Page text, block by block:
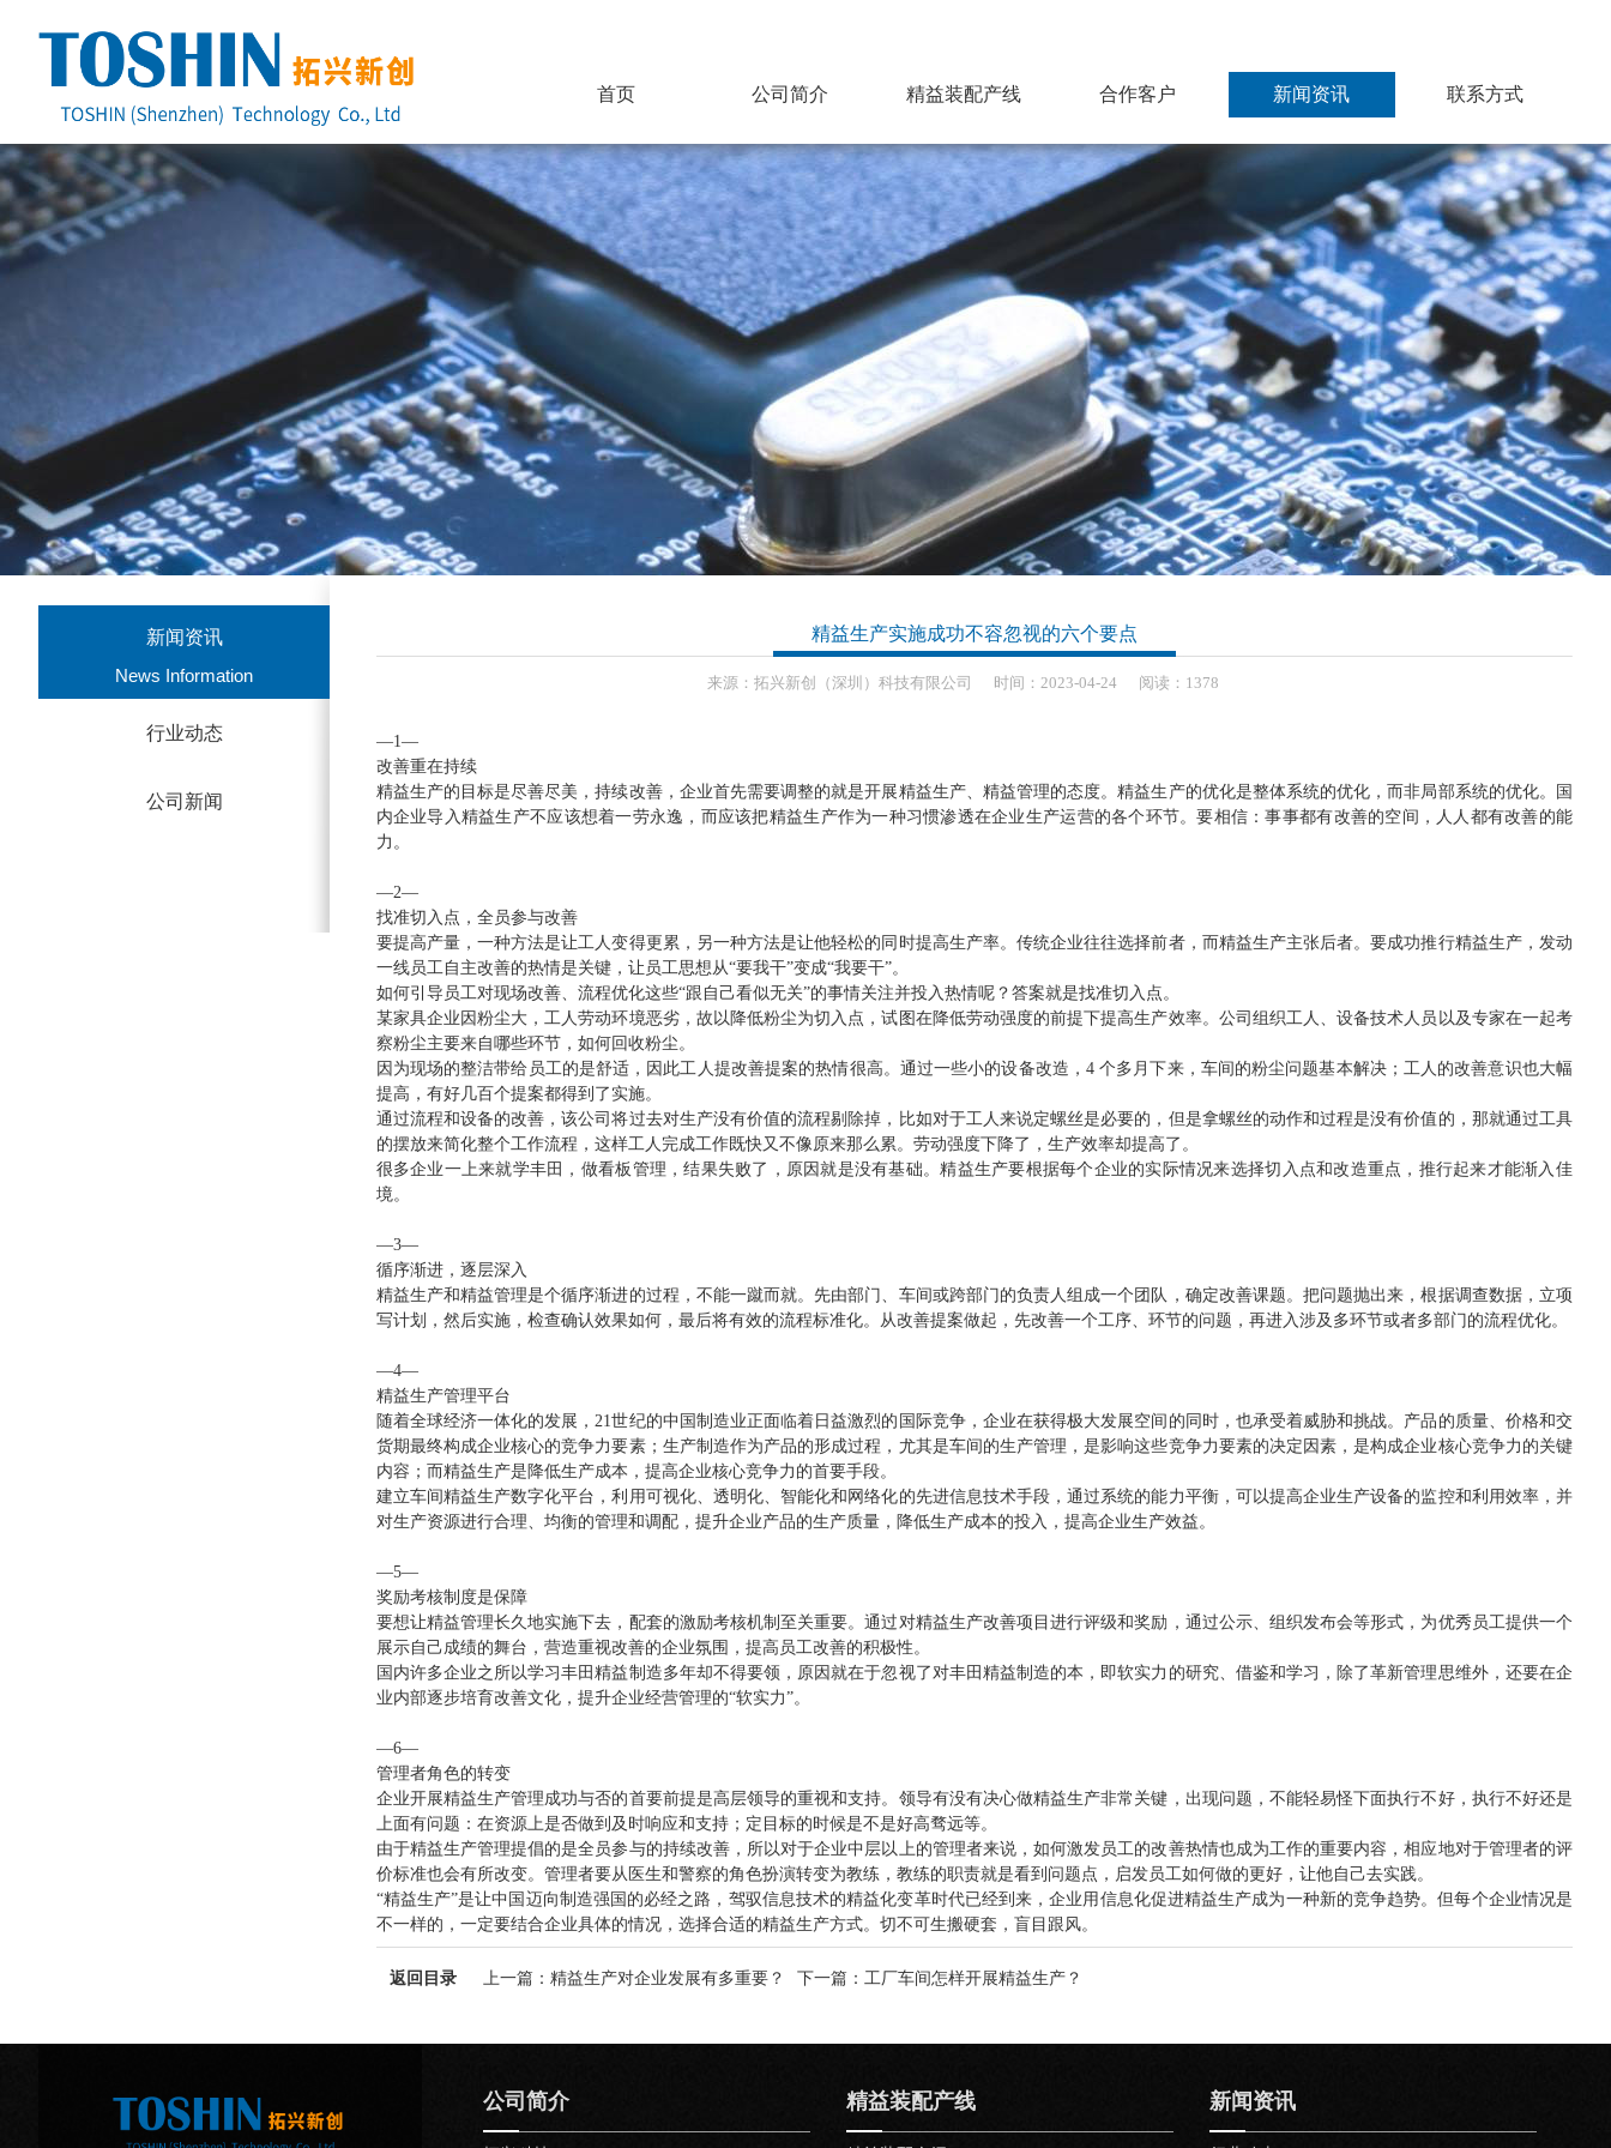
首页
公司简介
组织架构
合作伙伴
精益装配产线
车间现场展示
质量管理体系
合作客户
作品牌
连接器/继电器主要
合作品牌
新闻资讯
公司新闻
联系方式
新闻资讯
News Information
行业动态
公司新闻
精益生产实施成功不容忽视的六个要点
来源：拓兴新创（深圳）科技有限公司 时间：2023-04-24 阅读：1378
—1—
改善重在持续
精益生产的目标是尽善尽美，持续改善，企业首先需要调整的就是开展精益生产、精益管理的态度。精益生产的优化是整体系统的优化，而非局部系统的优化。国
内企业导入精益生产不应该想着一劳永逸，而应该把精益生产作为一种习惯渗透在企业生产运营的各个环节。要相信：事事都有改善的空间，人人都有改善的能
力。
—2—
找准切入点，全员参与改善
要提高产量，一种方法是让工人变得更累，另一种方法是让他轻松的同时提高生产率。传统企业往往选择前者，而精益生产主张后者。要成功推行精益生产，发动
一线员工自主改善的热情是关键，让员工思想从“要我干”变成“我要干”。
如何引导员工对现场改善、流程优化这些“跟自己看似无关”的事情关注并投入热情呢？答案就是找准切入点。
某家具企业因粉尘大，工人劳动环境恶劣，故以降低粉尘为切入点，试图在降低劳动强度的前提下提高生产效率。公司组织工人、设备技术人员以及专家在一起考
察粉尘主要来自哪些环节，如何回收粉尘。
因为现场的整洁带给员工的是舒适，因此工人提改善提案的热情很高。通过一些小的设备改造，4 个多月下来，车间的粉尘问题基本解决；工人的改善意识也大幅
提高，有好几百个提案都得到了实施。
通过流程和设备的改善，该公司将过去对生产没有价值的流程剔除掉，比如对于工人来说定螺丝是必要的，但是拿螺丝的动作和过程是没有价值的，那就通过工具
的摆放来简化整个工作流程，这样工人完成工作既快又不像原来那么累。劳动强度下降了，生产效率却提高了。
很多企业一上来就学丰田，做看板管理，结果失败了，原因就是没有基础。精益生产要根据每个企业的实际情况来选择切入点和改造重点，推行起来才能渐入佳
境。
—3—
循序渐进，逐层深入
精益生产和精益管理是个循序渐进的过程，不能一蹴而就。先由部门、车间或跨部门的负责人组成一个团队，确定改善课题。把问题抛出来，根据调查数据，立项
写计划，然后实施，检查确认效果如何，最后将有效的流程标准化。从改善提案做起，先改善一个工序、环节的问题，再进入涉及多环节或者多部门的流程优化。
—4—
精益生产管理平台
随着全球经济一体化的发展，21世纪的中国制造业正面临着日益激烈的国际竞争，企业在获得极大发展空间的同时，也承受着威胁和挑战。产品的质量、价格和交
货期最终构成企业核心的竞争力要素；生产制造作为产品的形成过程，尤其是车间的生产管理，是影响这些竞争力要素的决定因素，是构成企业核心竞争力的关键
内容；而精益生产是降低生产成本，提高企业核心竞争力的首要手段。
建立车间精益生产数字化平台，利用可视化、透明化、智能化和网络化的先进信息技术手段，通过系统的能力平衡，可以提高企业生产设备的监控和利用效率，并
对生产资源进行合理、均衡的管理和调配，提升企业产品的生产质量，降低生产成本的投入，提高企业生产效益。
—5—
奖励考核制度是保障
要想让精益管理长久地实施下去，配套的激励考核机制至关重要。通过对精益生产改善项目进行评级和奖励，通过公示、组织发布会等形式，为优秀员工提供一个
展示自己成绩的舞台，营造重视改善的企业氛围，提高员工改善的积极性。
国内许多企业之所以学习丰田精益制造多年却不得要领，原因就在于忽视了对丰田精益制造的本，即软实力的研究、借鉴和学习，除了革新管理思维外，还要在企
业内部逐步培育改善文化，提升企业经营管理的“软实力”。
—6—
管理者角色的转变
企业开展精益生产管理成功与否的首要前提是高层领导的重视和支持。领导有没有决心做精益生产非常关键，出现问题，不能轻易怪下面执行不好，执行不好还是
上面有问题：在资源上是否做到及时响应和支持；定目标的时候是不是好高骛远等。
由于精益生产管理提倡的是全员参与的持续改善，所以对于企业中层以上的管理者来说，如何激发员工的改善热情也成为工作的重要内容，相应地对于管理者的评
价标准也会有所改变。管理者要从医生和警察的角色扮演转变为教练，教练的职责就是看到问题点，启发员工如何做的更好，让他自己去实践。
“精益生产”是让中国迈向制造强国的必经之路，驾驭信息技术的精益化变革时代已经到来，企业用信息化促进精益生产成为一种新的竞争趋势。但每个企业情况是
不一样的，一定要结合企业具体的情况，选择合适的精益生产方式。切不可生搬硬套，盲目跟风。
返回目录 上一篇：精益生产对企业发展有多重要？ 下一篇：工厂车间怎样开展精益生产？
公司简介 精益装配产线 新闻资讯